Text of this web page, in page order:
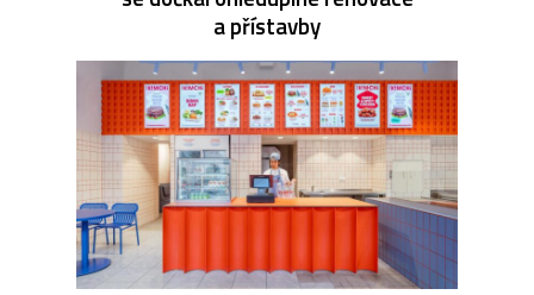
a přístavby